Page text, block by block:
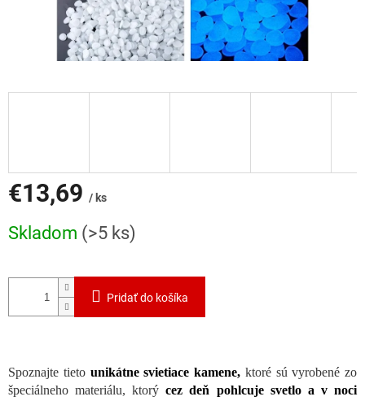
€13,69 / ks
cena:
Skladom (>5 ks)
Pridať do košíka
Spoznajte tieto unikátne svietiace kamene, ktoré sú vyrobené zo
špeciálneho materiálu, ktorýcez deň pohlcuje svetlo a v noci